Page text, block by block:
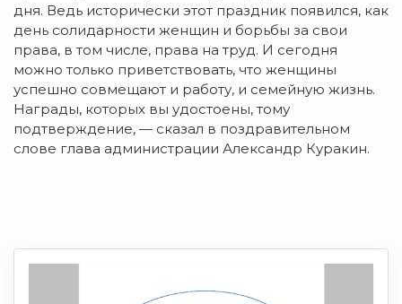
дня. Ведь исторически этот праздник появился, как
день солидарности женщин и борьбы за свои
права, в том числе, права на труд. И сегодня
можно только приветствовать, что женщины
успешно совмещают и работу, и семейную жизнь.
Награды, которых вы удостоены, тому
подтверждение, — сказал в поздравительном
слове глава администрации Александр Куракин.